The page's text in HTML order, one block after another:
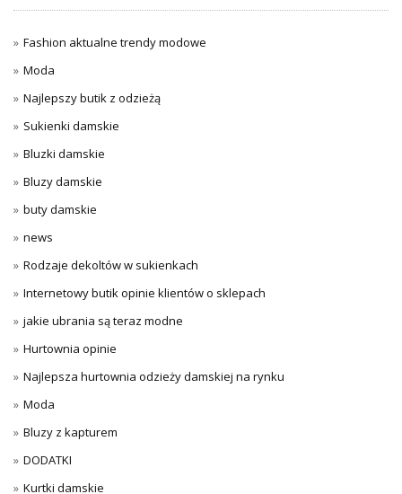
Fashion aktualne trendy modowe
Moda
Najlepszy butik z odzieżą
Sukienki damskie
Bluzki damskie
Bluzy damskie
buty damskie
news
Rodzaje dekoltów w sukienkach
Internetowy butik opinie klientów o sklepach
jakie ubrania są teraz modne
Hurtownia opinie
Najlepsza hurtownia odzieży damskiej na rynku
Moda
Bluzy z kapturem
DODATKI
Kurtki damskie